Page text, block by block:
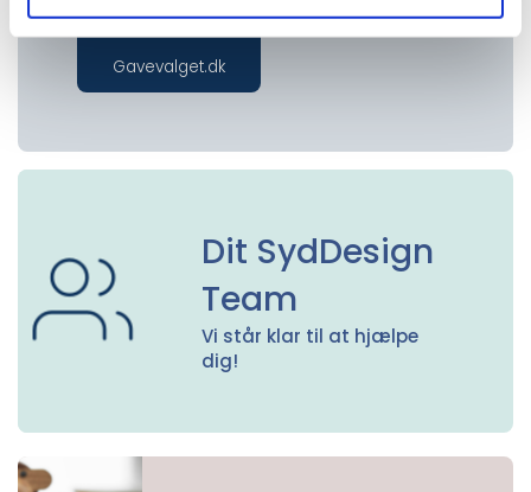
Gavevalget.dk
Dit SydDesign
Team
Vi står klar til at hjælpe
dig!